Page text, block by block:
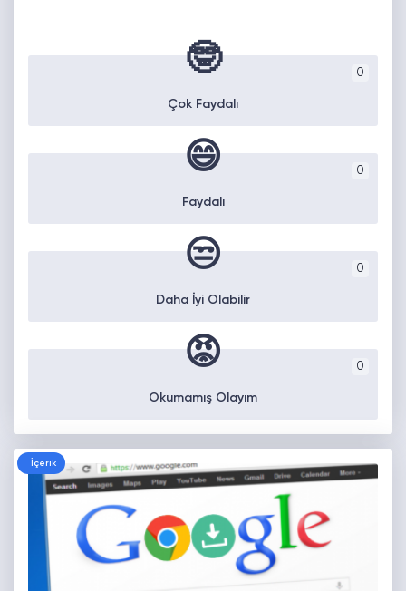
0
🤓
Çok Faydalı
0
😄
Faydalı
0
😒
Daha İyi Olabilir
0
😡
Okumamış Olayım
İçerik